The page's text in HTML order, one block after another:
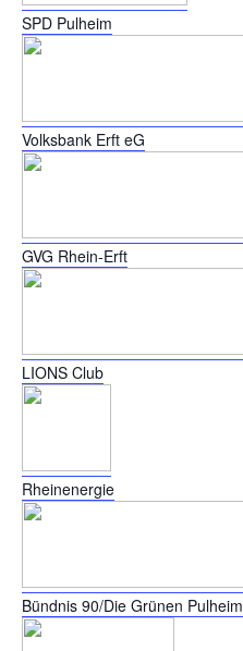
SPD Pulheim
Volksbank Erft eG
GVG Rhein-Erft
LIONS Club
Rheinenergie
Bündnis 90/Die Grünen Pulheim